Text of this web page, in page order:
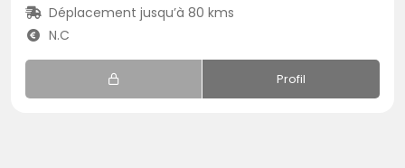
Déplacement jusqu’à 80 kms
N.C
Profil